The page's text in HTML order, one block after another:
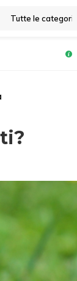
Tutte le categorie